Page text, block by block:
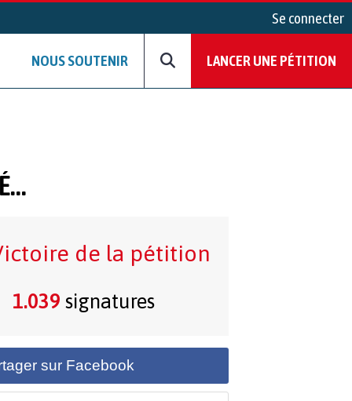
Se connecter
NOUS SOUTENIR LANCER UNE PÉTITION
de la pétition
1.039 signatures
sur Facebook